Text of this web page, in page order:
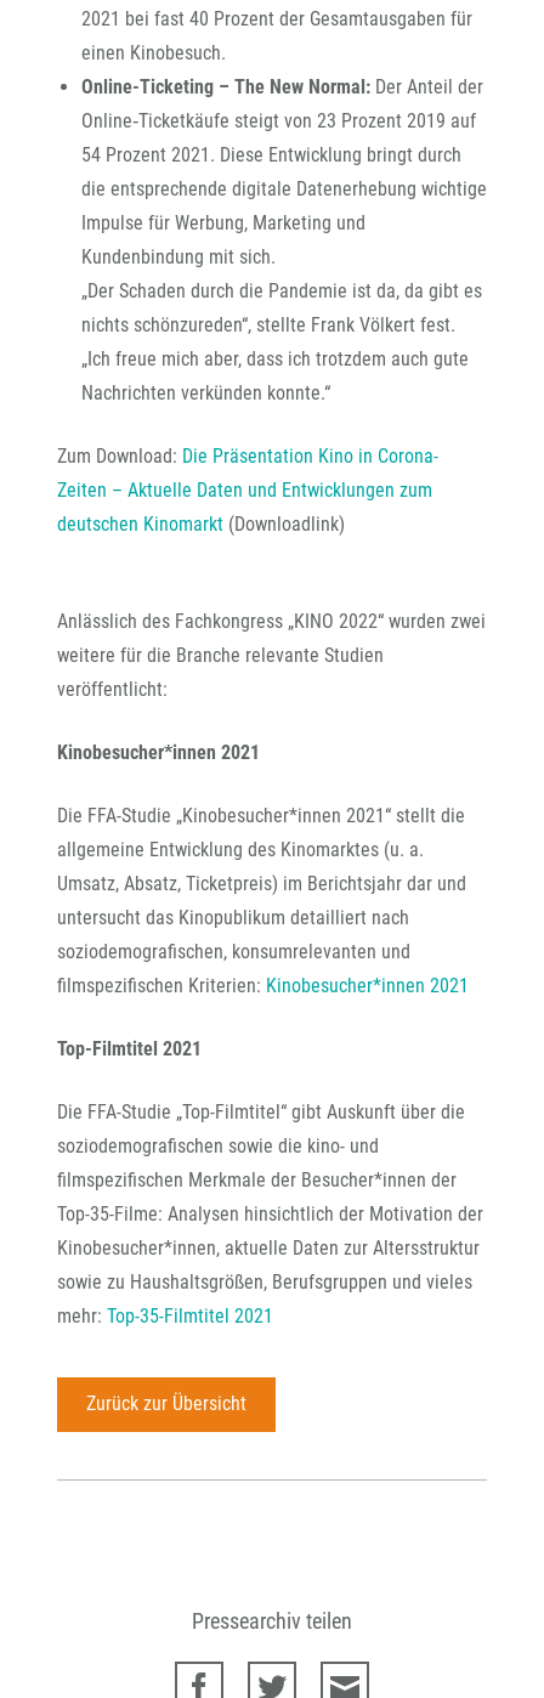
2021 bei fast 40 Prozent der Gesamtausgaben für
einen Kinobesuch.
Online-Ticketing – The New Normal: Der Anteil der
Online‐Ticketkäufe steigt von 23 Prozent 2019 auf
54 Prozent 2021. Diese Entwicklung bringt durch
die entsprechende digitale Datenerhebung wichtige
Impulse für Werbung, Marketing und
Kundenbindung mit sich.
„Der Schaden durch die Pandemie ist da, da gibt es
nichts schönzureden“, stellte Frank Völkert fest.
„Ich freue mich aber, dass ich trotzdem auch gute
Nachrichten verkünden konnte.“
Zum Download: Die Präsentation Kino in Corona-
Zeiten – Aktuelle Daten und Entwicklungen zum
deutschen Kinomarkt (Downloadlink)
Anlässlich des Fachkongress „KINO 2022“ wurden zwei
weitere für die Branche relevante Studien
veröffentlicht:
Kinobesucher*innen 2021
Die FFA-Studie „Kinobesucher*innen 2021“ stellt die
allgemeine Entwicklung des Kinomarktes (u. a.
Umsatz, Absatz, Ticketpreis) im Berichtsjahr dar und
untersucht das Kinopublikum detailliert nach
soziodemografischen, konsumrelevanten und
filmspezifischen Kriterien: Kinobesucher*innen 2021
Top-Filmtitel 2021
Die FFA-Studie „Top-Filmtitel“ gibt Auskunft über die
soziodemografischen sowie die kino- und
filmspezifischen Merkmale der Besucher*innen der
Top-35-Filme: Analysen hinsichtlich der Motivation der
Kinobesucher*innen, aktuelle Daten zur Altersstruktur
sowie zu Haushaltsgrößen, Berufsgruppen und vieles
mehr: Top-35-Filmtitel 2021
Zurück zur Übersicht
Pressearchiv teilen